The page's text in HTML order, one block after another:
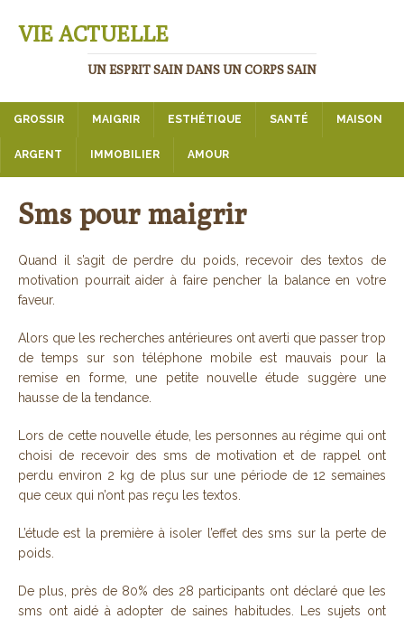
VIE ACTUELLE
UN ESPRIT SAIN DANS UN CORPS SAIN
GROSSIR MAIGRIR ESTHÉTIQUE SANTÉ MAISON
ARGENT IMMOBILIER AMOUR
Sms pour maigrir
Quand il s’agit de perdre du poids, recevoir des textos de
motivation pourrait aider à faire pencher la balance en votre
faveur.
Alors que les recherches antérieures ont averti que passer trop
de temps sur son téléphone mobile est mauvais pour la
remise en forme, une petite nouvelle étude suggère une
hausse de la tendance.
Lors de cette nouvelle étude, les personnes au régime qui ont
choisi de recevoir des sms de motivation et de rappel ont
perdu environ 2 kg de plus sur une période de 12 semaines
que ceux qui n’ont pas reçu les textos.
L’étude est la première à isoler l’effet des sms sur la perte de
poids.
De plus, près de 80% des 28 participants ont déclaré que les
sms ont aidé à adopter de saines habitudes. Les sujets ont